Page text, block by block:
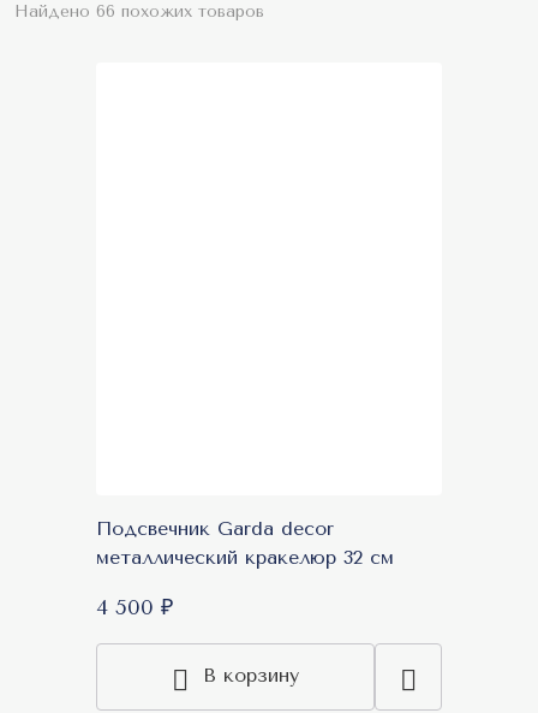
Найдено 66 похожих товаров
Подсвечник Garda decor
металлический кракелюр 32 см
4 500 ₽
В корзину